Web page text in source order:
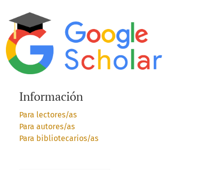
Información
Para lectores/as
Para autores/as
Para bibliotecarios/as